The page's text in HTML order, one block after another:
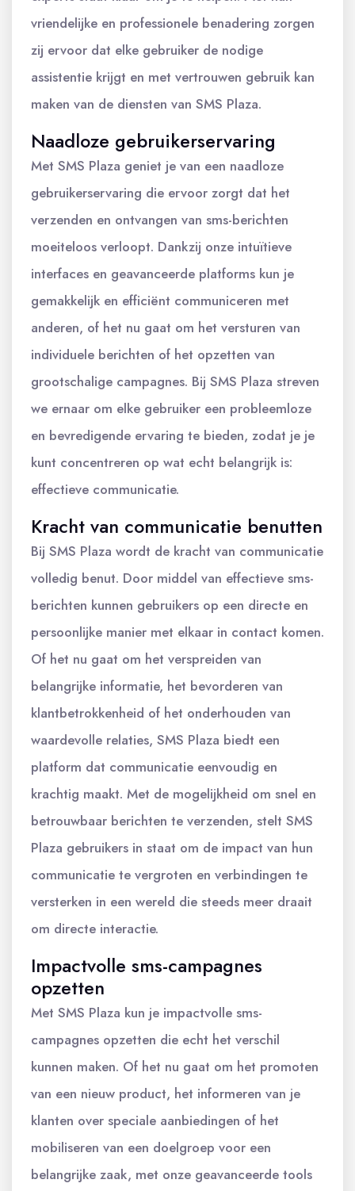
vriendelijke en professionele benadering zorgen
zij ervoor dat elke gebruiker de nodige
assistentie krijgt en met vertrouwen gebruik kan
maken van de diensten van SMS Plaza.
Naadloze gebruikerservaring
Met SMS Plaza geniet je van een naadloze
gebruikerservaring die ervoor zorgt dat het
verzenden en ontvangen van sms-berichten
moeiteloos verloopt. Dankzij onze intuïtieve
interfaces en geavanceerde platforms kun je
gemakkelijk en efficiënt communiceren met
anderen, of het nu gaat om het versturen van
individuele berichten of het opzetten van
grootschalige campagnes. Bij SMS Plaza streven
we ernaar om elke gebruiker een probleemloze
en bevredigende ervaring te bieden, zodat je je
kunt concentreren op wat echt belangrijk is:
effectieve communicatie.
Kracht van communicatie benutten
Bij SMS Plaza wordt de kracht van communicatie
volledig benut. Door middel van effectieve sms-
berichten kunnen gebruikers op een directe en
persoonlijke manier met elkaar in contact komen.
Of het nu gaat om het verspreiden van
belangrijke informatie, het bevorderen van
klantbetrokkenheid of het onderhouden van
waardevolle relaties, SMS Plaza biedt een
platform dat communicatie eenvoudig en
krachtig maakt. Met de mogelijkheid om snel en
betrouwbaar berichten te verzenden, stelt SMS
Plaza gebruikers in staat om de impact van hun
communicatie te vergroten en verbindingen te
versterken in een wereld die steeds meer draait
om directe interactie.
Impactvolle sms-campagnes
opzetten
Met SMS Plaza kun je impactvolle sms-
campagnes opzetten die echt het verschil
kunnen maken. Of het nu gaat om het promoten
van een nieuw product, het informeren van je
klanten over speciale aanbiedingen of het
mobiliseren van een doelgroep voor een
belangrijke zaak, met onze geavanceerde tools